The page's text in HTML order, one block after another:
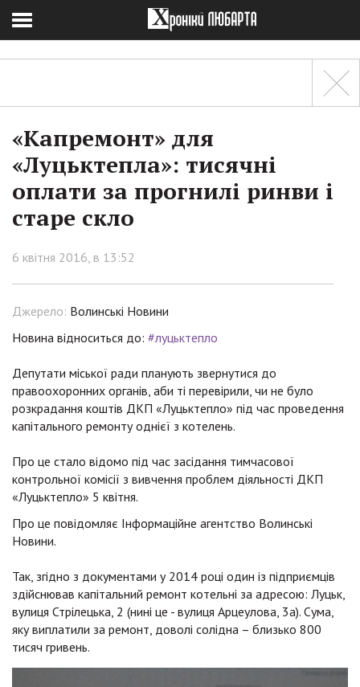
«Капремонт» для
«Луцьктепла»: тисячні
оплати за прогнилі ринви і
старе скло
6 квітня 2016, в 13:52
Джерело: Волинські Новини
Новина відноситься до: #луцьктепло
Депутати міської ради планують звернутися до
правоохоронних органів, аби ті перевірили, чи не було
розкрадання коштів ДКП «Луцьктепло» під час проведення
капітального ремонту однієї з котелень.
Про це стало відомо під час засідання тимчасової
контрольної комісії з вивчення проблем діяльності ДКП
«Луцьктепло» 5 квітня.
Про це повідомляє Інформаційне агентство Волинські
Новини.
Так, згідно з документами у 2014 році один із підприємців
здійснював капітальний ремонт котельні за адресою: Луцьк,
вулиця Стрілецька, 2 (нині це - вулиця Арцеулова, 3а). Сума,
яку виплатили за ремонт, доволі солідна – близько 800
тисяч гривень.